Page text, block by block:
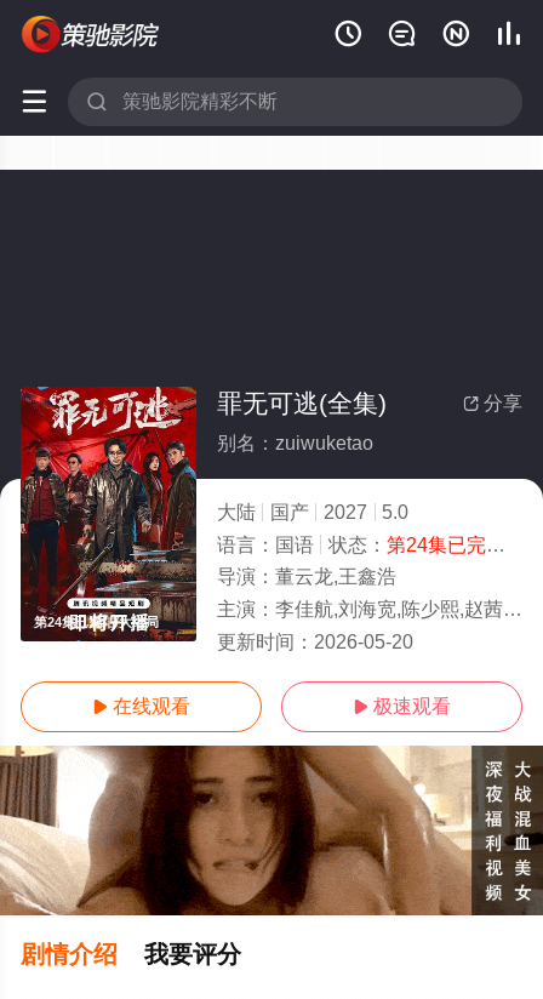
   
 
第24集已完结/大结局
 分享
罪无可逃(全集)
别名：zuiwuketao
大陆 国产 2027
5.0
语言： 国语 状态： 第24集已完结
导演： 董云龙,王鑫浩
主演： 李佳航,刘海宽,陈少熙,赵茜,刘卓杰,赵小童,王与歌,吕钊
更新时间： 2026-05-20
 在线观看  极速观看
剧情介绍 我要评分